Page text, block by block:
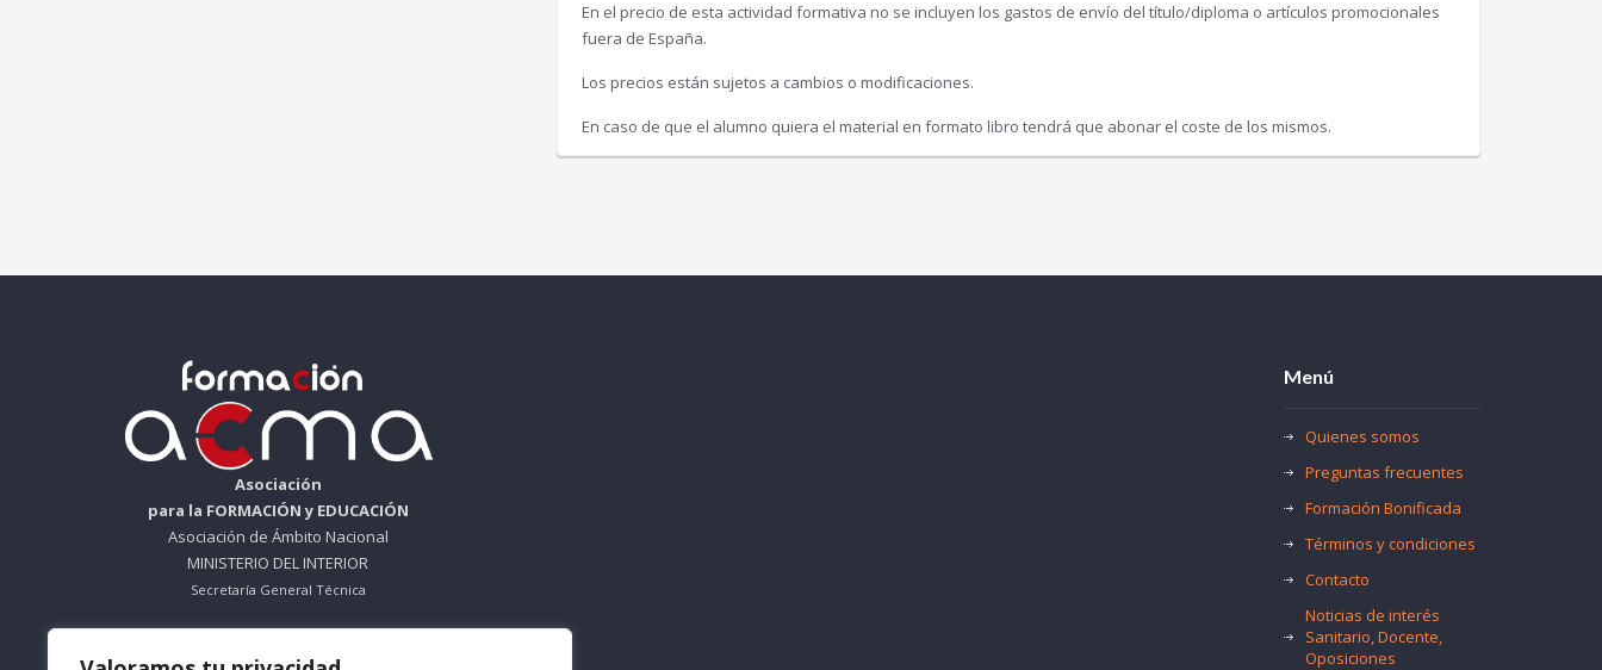
En el precio de esta actividad formativa no se incluyen los gastos de envío del título/diploma o artículos promocionales
fuera de España.
Los precios están sujetos a cambios o modificaciones.
En caso de que el alumno quiera el material en formato libro tendrá que abonar el coste de los mismos.
Asociación
para la FORMACIÓN y EDUCACIÓN
Asociación de Ámbito Nacional
MINISTERIO DEL INTERIOR
Secretaría General Técnica
Nº Registro 612695
Menú
Quienes somos
Preguntas frecuentes
Formación Bonificada
Términos y condiciones
Contacto
Noticias de interés
Sanitario, Docente,
Oposiciones